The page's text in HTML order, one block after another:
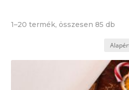
1–20 termék, összesen 85 db